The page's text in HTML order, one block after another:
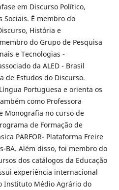
em Discurso Político,
Sociais. É membro do
História e
do Grupo de Pesquisa
e Tecnologias -
da ALED - Brasil
de Estudos do Discurso.
Portuguesa e orienta os
como Professora
Monografia no curso de
de Formação de
PARFOR- Plataforma Freire
BA. Além disso, foi membro do
dos catálogos da Educação
experiência internacional
Instituto Médio Agrário do